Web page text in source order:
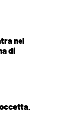
nel
di